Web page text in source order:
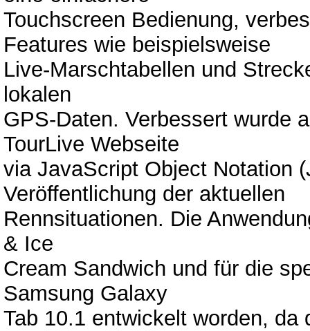
Touchscreen Bedienung,
Features wie beispielsweise
Live-Marschtabellen und
lokalen
GPS-Daten. Verbessert wurde
TourLive Webseite
via JavaScript Object Notation
Veröffentlichung der aktuellen
Rennsituationen. Die
& Ice
Cream Sandwich und für die
Samsung Galaxy
Tab 10.1 entwickelt worden,